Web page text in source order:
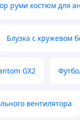
руми костюм для
Блузка с кружевом
GX2
вентилятора